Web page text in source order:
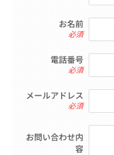
お名前
必須
電話番号
必須
メールアドレス
必須
お問い合わせ内
容